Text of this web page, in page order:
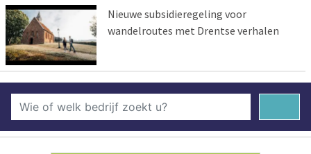
Nieuwe subsidieregeling voor
wandelroutes met Drentse verhalen